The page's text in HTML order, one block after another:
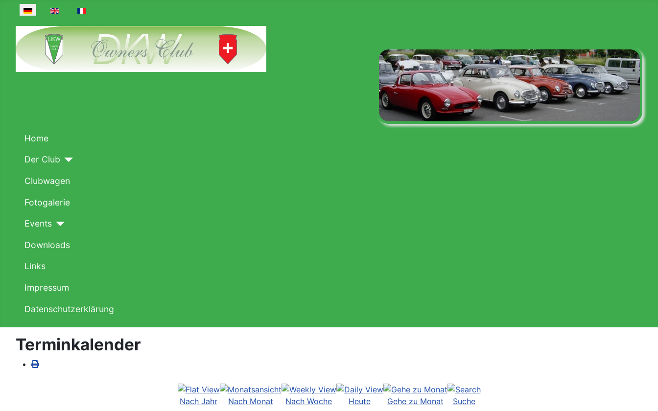
Sprache auswählen
Home
Der Club
Clubwagen
Fotogalerie
Events
Downloads
Links
Impressum
Datenschutzerklärung
Terminkalender
Nach Jahr Nach Monat Nach Woche Heute Gehe zu Monat Suche